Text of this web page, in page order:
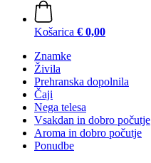
Košarica € 0,00
Znamke
Živila
Prehranska dopolnila
Čaji
Nega telesa
Vsakdan in dobro počutje
Aroma in dobro počutje
Ponudbe